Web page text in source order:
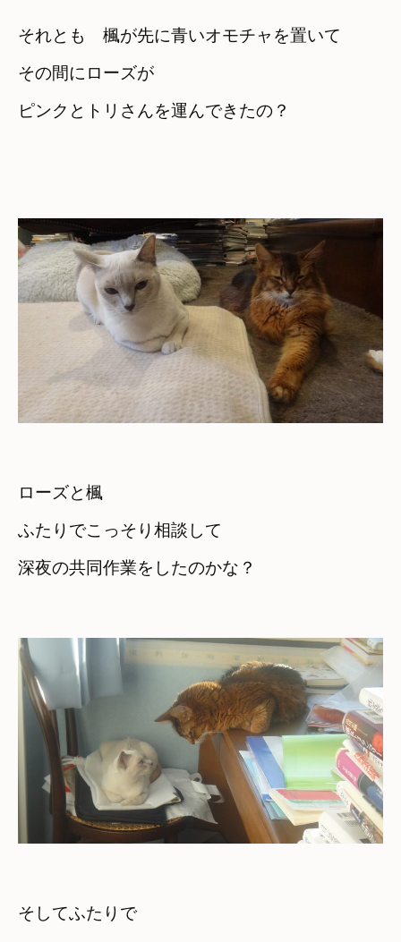
それとも　楓が先に青いオモチャを置いて
その間にローズが
ピンクとトリさんを運んできたの？
ローズと楓
ふたりでこっそり相談して
深夜の共同作業をしたのかな？
そしてふたりで